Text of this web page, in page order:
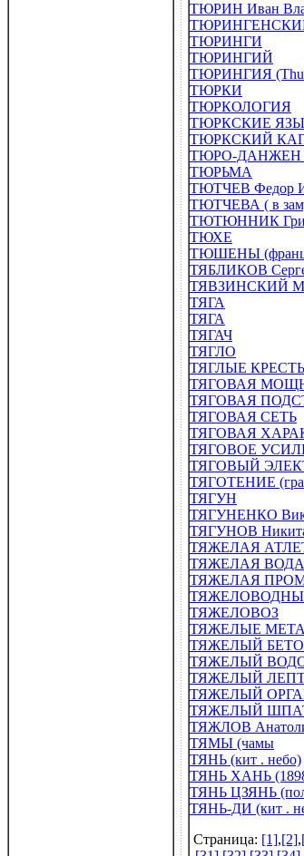
ТЮРИН Иван
ТЮРИНГЕНСКИЙ
ТЮРИНГИ
ТЮРИНГИЙ
ТЮРИНГИЯ
ТЮРКИ
ТЮРКОЛОГИЯ
ТЮРКСКИЕ
ТЮРКСКИЙ
ТЮРО-ДАНЖЕН
ТЮРЬМА
ТЮТЧЕВ Федор
ТЮТЧЕВА ( в
ТЮТЮННИК
ТЮХЕ
ТЮШЕНЫ (франц
ТЯБЛИКОВ
ТЯВЗИНСКИЙ
ТЯГА
ТЯГА
ТЯГАЧ
ТЯГЛО
ТЯГЛЫЕ
ТЯГОВАЯ
ТЯГОВАЯ
ТЯГОВАЯ СЕТЬ
ТЯГОВАЯ
ТЯГОВОЕ
ТЯГОВЫЙ
ТЯГОТЕНИЕ
ТЯГУН
ТЯГУНЕНКО
ТЯГУНОВ Никита
ТЯЖЕЛАЯ
ТЯЖЕЛАЯ ВОДА
ТЯЖЕЛАЯ
ТЯЖЕЛОВОЗ
ТЯЖЕЛЫЕ
ТЯЖЕЛЫЙ
ТЯЖЕЛЫЙ
ТЯЖЕЛЫЙ
ТЯЖЕЛЫЙ
ТЯЖЕЛЫЙ
ТЯЖЛОВ
ТЯМЫ (чамы
ТЯНЬ (кит . небо)
ТЯНЬ ХАНЬ
ТЯНЬ ЦЗЯНЬ
ТЯНЬ-ДИ (кит .
Страница: [1],[2],